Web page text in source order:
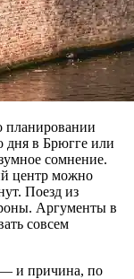
планировании
дня в Брюгге или
сомнение.
центр можно
Поезд из
Аргументы в
совсем
— и причина, по